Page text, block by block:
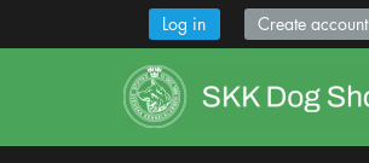
Log in Create account